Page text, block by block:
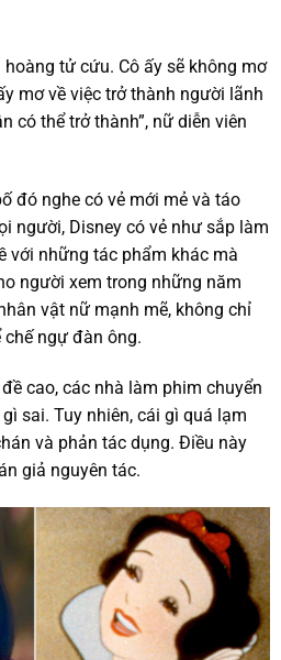
hoàng tử cứu. Cô ấy sẽ không mơ
mơ về việc trở thành người lãnh
có thể trở thành”, nữ diễn viên
đó nghe có vẻ mới mẻ và táo
người, Disney có vẻ như sắp làm
với những tác phẩm khác mà
người xem trong những năm
vật nữ mạnh mẽ, không chỉ
ngự đàn ông.
cao, các nhà làm phim chuyển
sai. Tuy nhiên, cái gì quá lạm
và phản tác dụng. Điều này
giả nguyên tác.